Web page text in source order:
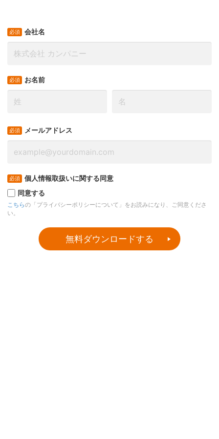
会社名
お名前
メールアドレス
個人情報取扱いに関する同意
同意する
こちらの「プライバシーポリシーについて」をお読みになり、ご同意くださ
い。